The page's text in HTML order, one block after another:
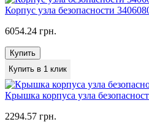
Корпус узла безопасности
6054.24 грн.
Купить
Купить в 1 клик
Крышка корпуса узла
2294.57 грн.